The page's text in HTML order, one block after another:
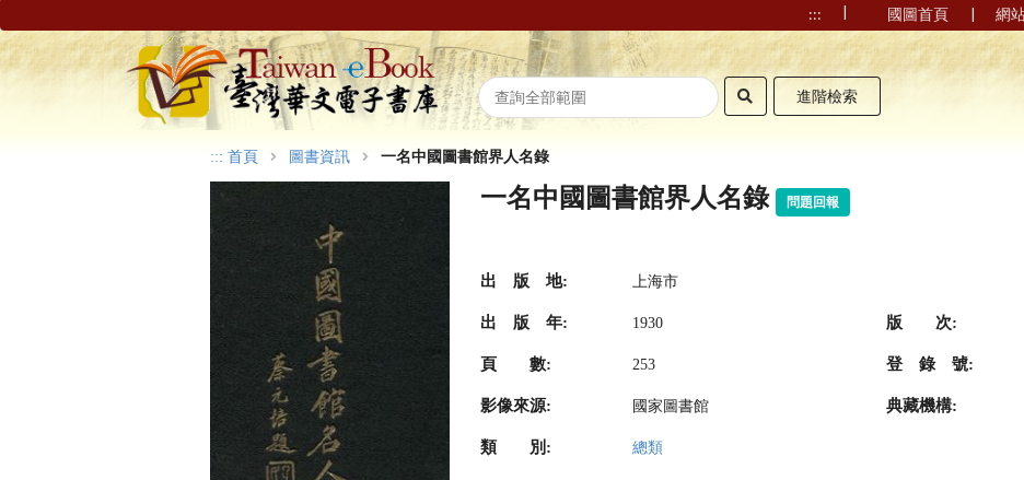
::: | 國圖首頁 | 網
進階檢索
::: 首頁 圖書資訊 一名中國圖書館界人名錄
一名中國圖書館界人名錄 問題回報
出 版 地: 上海市
出 版 年: 1930 版 次:
頁 數: 253 登 錄 號:
影像來源: 國家圖書館 典藏機構:
類 別: 總類